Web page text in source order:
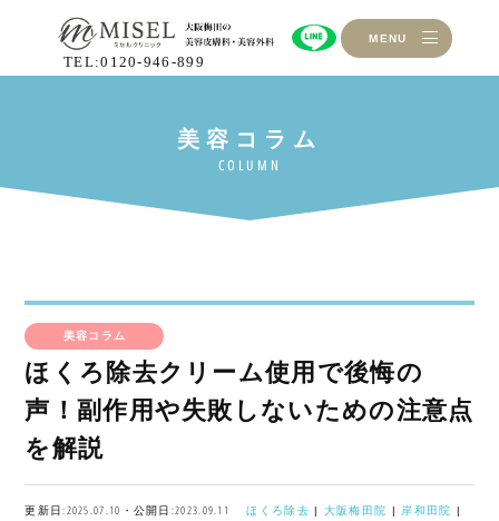
TEL:0120-946-899
MENU
美容コラム
ほくろ除去クリーム使用で後悔の
声！副作用や失敗しないための注意点
を解説
更新日:2025.07.10・公開日:2023.09.11 ほくろ除去 大阪梅田院 岸和田院